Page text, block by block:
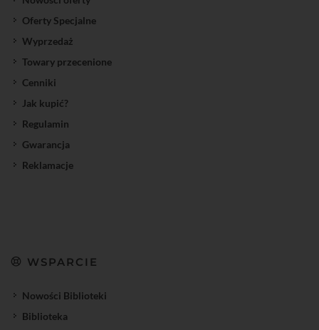
Oferty Specjalne
Wyprzedaż
Towary przecenione
Cenniki
Jak kupić?
Regulamin
Gwarancja
Reklamacje
WSPARCIE
Nowości Biblioteki
Biblioteka